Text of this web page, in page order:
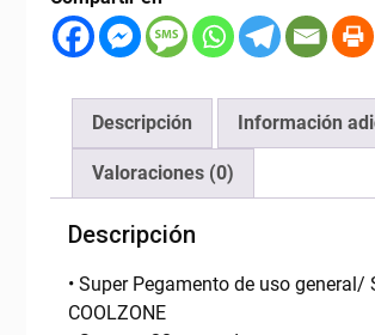
Descripción Información
Valoraciones (0)
Descripción
• Super Pegamento de uso general/
COOLZONE